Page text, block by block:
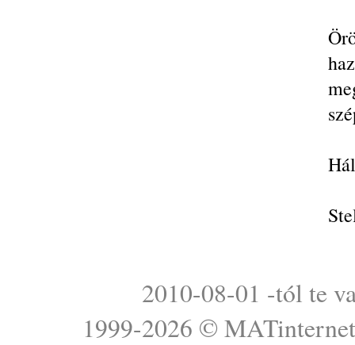
2010-08-01 -tól te
1999-2026 © MATinternet